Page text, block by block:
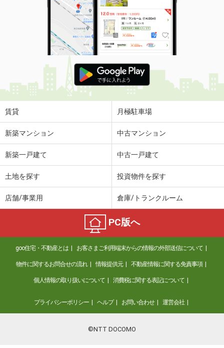
賃貸 月極駐車場
新築マンション 中古マンション
新築一戸建て 中古一戸建て
土地を探す 投資物件を探す
店舗/事業用 倉庫/トランクルーム
PC版へ
goo住宅・不動産とは お客さまご利用端末からの情報の外部送信について
物件に関するお問合せの流れ 情報提供元 不動産情報に関する免責事項
個人情報の取り扱いについて 消費税に関する表記について
プライバシーポリシー ヘルプ お問い合わせ 運営会社
©NTT DOCOMO